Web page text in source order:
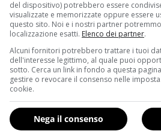
Tagliare a fettine sottili
laspigolagià pulita ed adagiarla
cuocere per 45 minuti in
del dispositivo) potrebbero essere
visualizzate e memorizzate oppure essere
questo sito. Noi e i nostri partner
localizzazione esatti. Elenco dei partner.
Alcuni fornitori potrebbero trattare i tuoi
dell'interesse legittimo, al quale puoi
sotto. Cerca un link in fondo a questa
gestire o revocare il consenso nelle
cookie.
Nega il consenso